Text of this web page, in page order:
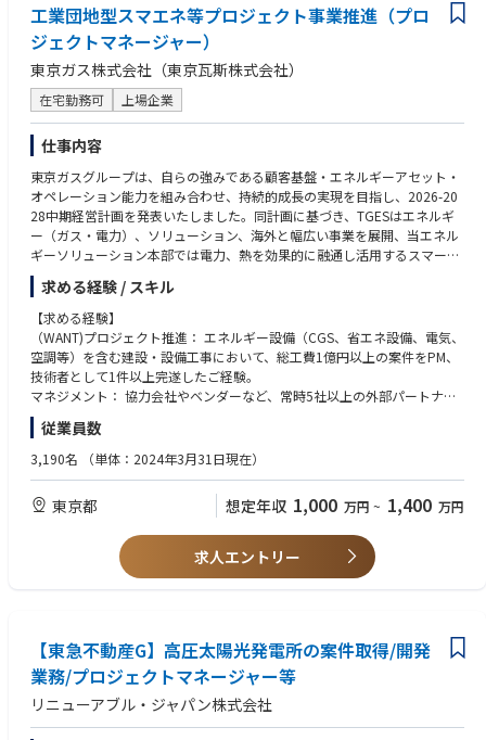
・福岡県久留米市【第２種電気主任技術者】
・福岡県久留米市【第３種電気主任技術者】
・長崎県長崎市【第２種電気主任技術者】
・大分県別府市【第２種電気主任技術者】
・大分県別府市【第３種電気主任技術者】
・宮崎県宮崎市【第２種電気主任技術者】
・宮崎県宮崎市【第３種電気主任技術者】
・宮崎県高鍋町【第２種電気主任技術者】
・宮崎県高鍋町【第３種電気主任技術者】
・鹿児島県指宿市【第２種電気主任技術者】
【保安業務従事者】※第3種電気主任技術者もしくは第2種電気主任技術者
の資格をお持ちの方
～北海道、東北エリア～（青森県、岩手県、宮城県、秋田県、山形県、福
島県）
・岩手県一関市【電気保安業務従事者】
・福島県南相馬市【電気保安業務従事者】
～関東エリア～（茨城県、栃木県、群馬県、埼玉県、千葉県、東京都、神
奈川県、山梨県、長野県）
・茨城県行方市【電気保安業務従事者】
・栃木県宇都宮市【電気保安業務従事者】
・埼玉県熊谷市【電気保安業務従事者】
・千葉県市原市【電気保安業務従事者】
・神奈川県厚木市【電気保安業務従事者】
【電気工事士ポジション】
～北海道、東北エリア～（青森県、岩手県、宮城県、秋田県、山形県、福
・福島県須賀川市【電気工事士】
・福島県福島市【電気工事士】
～北陸、中部エリア～（新潟県、富山県、石川県、福井県、岐阜県、静岡
県、愛知県、三重県）
・富山県高岡市【電気工事士】
■ポジションの魅力
・都市ガス領域のCIS刷新という専門性の高いテーマを、単なる導入PMで
はなくプロダクトマネジャーとしてリードできます。
・Looop Platform の中核プロダクトづくりに早期から関与し、業務改革
とプロダクト成長の双方に大きなインパクトを出せます。
・部門長は大手アパレル企業・大手メーカー等で新規事業やDXをリードし
てきたPdM責任者です。
・事業・組織ともに変革期にあり、裁量を持ってプロダクト方針や業務プ
ロセスの設計に関われます。
・カジュアルな服装など柔軟な働き方が可能で、フラットに意見を交わせ
るカルチャーです。
・PdM部は日本人メンバーと海外出身メンバーが混在する、風通しの良い
組織です。
工業団地型スマエネ等プロジェクト事業推進（プロ
ジェクトマネージャー）
東京ガス株式会社（東京瓦斯株式会社）
在宅勤務可 上場企業
仕事内容
東京ガスグループは、自らの強みである顧客基盤・エネルギーアセット・
オペレーション能力を組み合わせ、持続的成長の実現を目指し、2026-20
28中期経営計画を発表いたしました。同計画に基づき、TGESはエネルギ
ー（ガス・電力）、ソリューション、海外と幅広い事業を展開、当エネル
ギーソリューション本部では電力、熱を効果的に融通し活用するスマート
エネルギー事業における各種プロジェクトの計画立案から実行、完了まで
を一貫して担当していただきます。顧客ニーズの整理、要件定義、関係部
署や外部パートナーとの調整、進捗・品質・コスト管理を行い、CGS、ボ
イラ、太陽光・蓄電池・EMSなどを活用したエネルギーソリューションの
円滑な導入と価値最大化を推進します。
■配属先
ーション本部 営業技術ソリューション部
■キャリアパス
当該職場で3～5年で専門性を発揮･伸長いただいたのち、本人能力・意向
も踏まえつつ、グループ大（TGES他本部やTG各部門）での活躍を期待す
求める経験 / スキル
【求める経験】
（WANT)プロジェクト推進： エネルギー設備（CGS、省エネ設備、電気、
空調等）を含む建設・設備工事において、総工費1億円以上の案件をPM、
技術者として1件以上完遂したご経験。
マネジメント： 協力会社やベンダーなど、常時5社以上の外部パートナー
を束ね、工期・予算・安全を統括した実務経験があれば尚可。
【求める能力、人材要件】
管理能力： 独自の進捗管理ツールやWBSを用い、**マイルストーンの遵
ST)
折衝力： 顧客（役員・施設長クラス）に対し、コストメリットや技術的リ
スクを定量的なデータ（ROIや設備効率等）を用いて説明し、合意を得る
能力。（MUST)
資格：第二種電気主任技術者（WANT）
従業員数
3,190名 （単体：2024年3月31日現在）
東京都 想定年収 1,000 万円 ~ 1,400 万円
求人エントリー
【東急不動産G】高圧太陽光発電所の案件取得/開発
業務/プロジェクトマネージャー等
リニューアブル・ジャパン株式会社